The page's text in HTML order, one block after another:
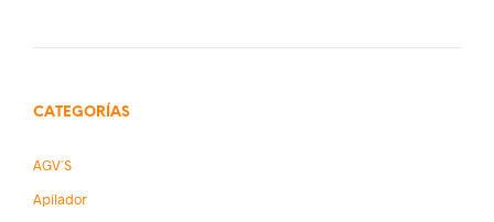
CATEGORÍAS
AGV´s
Apilador